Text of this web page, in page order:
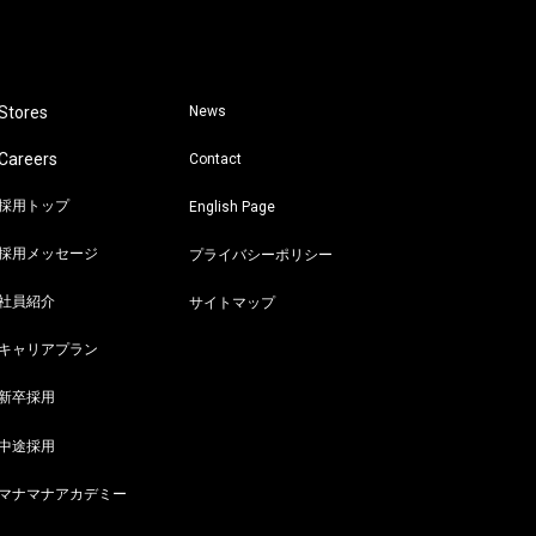
用トップ
用メッセージ
員紹介
ャリアプラン
卒採用
途採用
ナマナアカデミー
News
Contact
English Page
プライバシーポリシー
サイトマップ